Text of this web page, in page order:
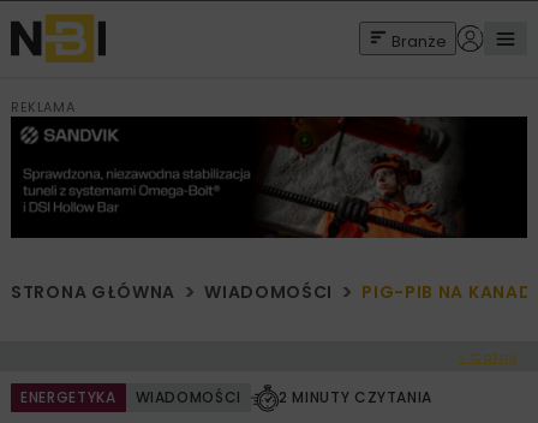
Branże
REKLAMA
STRONA GŁÓWNA WIADOMOŚCI PIG-PIB NA
< Cofnij
ENERGETYKA WIADOMOŚCI 2 MINUTY CZYTANIA